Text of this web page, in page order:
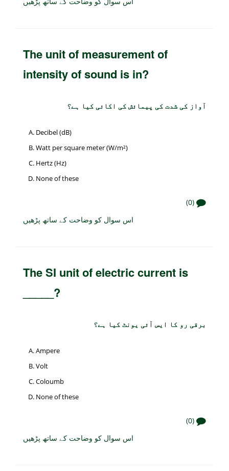
The unit of measurement of
intensity of sound is in?
آواز کی شدت کی پیمائش کی اکائی کیا ہے؟
Decibel (dB)
Watt per square meter (W/m²)
Hertz (Hz)
None of these
(0)
اس سوال کو وضاحت کے ساتھ پڑھیں
The SI unit of electric current is
_____?
برقی رو کا ایس آئی یونٹ کیا ہے؟
Ampere
Volt
Coloumb
None of these
(0)
اس سوال کو وضاحت کے ساتھ پڑھیں